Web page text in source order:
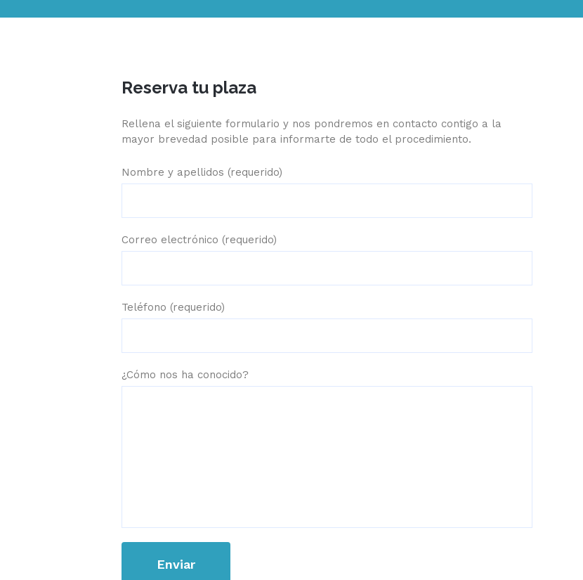
Reserva tu plaza
Rellena el siguiente formulario y nos pondremos en contacto contigo a la
mayor brevedad posible para informarte de todo el procedimiento.
Nombre y apellidos (requerido)
Correo electrónico (requerido)
Teléfono (requerido)
¿Cómo nos ha conocido?